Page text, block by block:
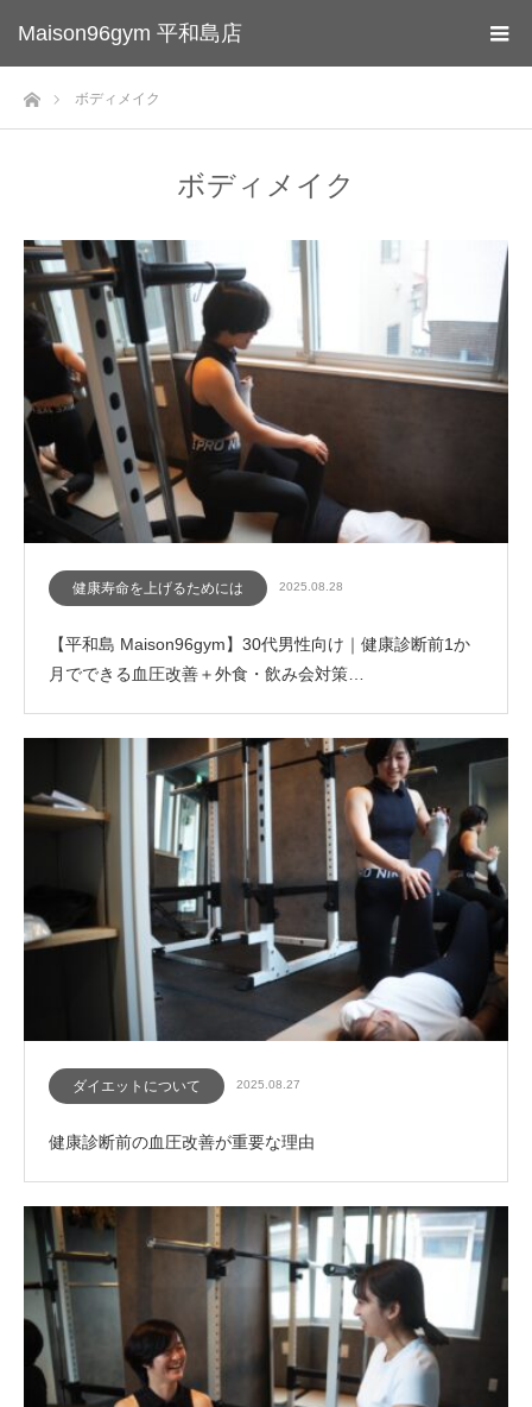
Maison96gym 平和島店
ホームボディメイク
ボディメイク
健康寿命を上げるためには 2025.08.28
【平和島 Maison96gym】30代男性向け｜健康診断前1か
月でできる血圧改善＋外食・飲み会対策…
ダイエットについて 2025.08.27
健康診断前の血圧改善が重要な理由